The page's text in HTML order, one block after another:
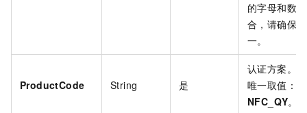
的字母和数
合，请确保唯
一。
ProductCode String 是
认证方案。
唯一取值：
NFC_QY。